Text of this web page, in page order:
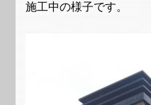
施工中の様子です。